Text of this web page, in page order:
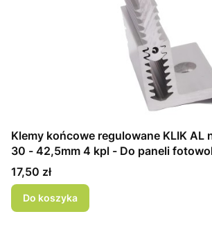
Klemy końcowe regulowane KLIK AL
30 - 42,5mm 4 kpl - Do paneli
Cena
17,50 zł
Do koszyka